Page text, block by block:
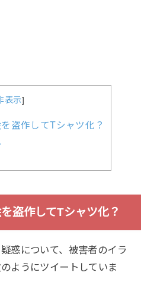
表示]
盗作してTシャツ化？
盗作してTシャツ化？
惑について、被害者のイラ
ようにツイートしていま